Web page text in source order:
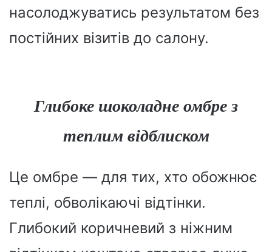
насолоджуватись результатом без
постійних візитів до салону.
Глибоке шоколадне омбре з
теплим відблиском
Це омбре — для тих, хто обожнює
теплі, обволікаючі відтінки.
Глибокий коричневий з ніжним